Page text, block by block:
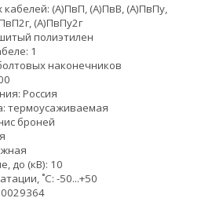
(А)ПвП, (А)ПвВ, (А)ПвПу,
(А)ПвПу2г
полиэтилен
1
наконечников
Россия
термоусаживаемая
с броней
до (кВ): 10
˚С: -50...+50